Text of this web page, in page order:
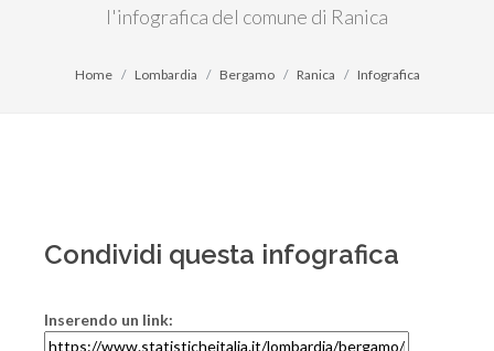
l'infografica del comune di Ranica
Home Lombardia Bergamo Ranica Infografica
Condividi questa infografica
Inserendo un link: